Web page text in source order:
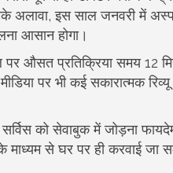
इस साल जनवरी में
आसान होगा।
पर औसत प्रतिक्रिया समय 12
पर भी कई सकारात्मक रिव्यू
को सेवाबुक में जोड़ना
से घर पर ही करवाई जा